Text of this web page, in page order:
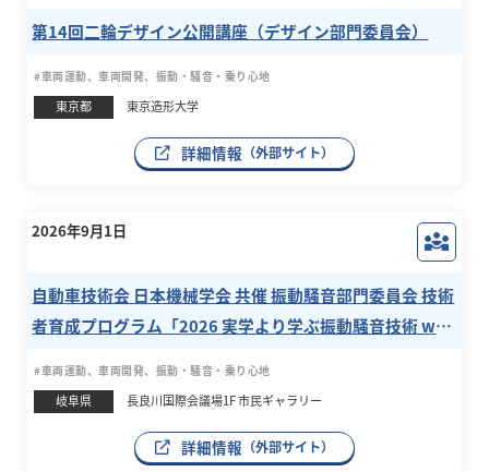
第14回二輪デザイン公開講座（デザイン部門委員会）
#車両運動、車両開発、振動・騒音・乗り心地
東京都 東京造形大学
詳細情報 （外部サイト）
2026年9月1日
自動車技術会 日本機械学会 共催 振動騒音部門委員会 技術
者育成プログラム「2026 実学より学ぶ振動騒音技術 wit
#車両運動、車両開発、振動・騒音・乗り心地
岐阜県 長良川国際会議場1F 市民ギャラリー
詳細情報 （外部サイト）